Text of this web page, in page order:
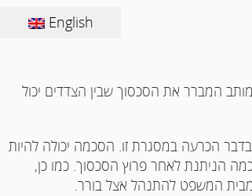
English
המברר את הסכסוך שבין הצדדים יכול
הכרעה במסגרת זו. הסכמה יכולה להיות
הניתנת לאחר פרוץ הסכסוך. כמו כן,
מבית המשפט להתנהל אצל בורר.